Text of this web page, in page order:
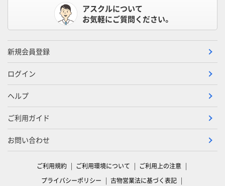
アスクルについて
お気軽にご質問ください。
新規会員登録
ログイン
ヘルプ
ご利用ガイド
お問い合わせ
ご利用規約 ご利用環境について
ご利用上の注意
プライバシーポリシー
古物営業法に基づく表記